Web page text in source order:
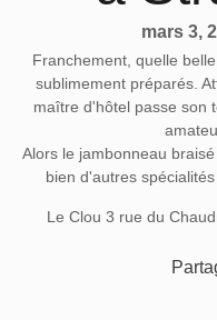
mars 3,
Franchement, quelle
sublimement préparés.
maître d'hôtel passe son
Alors le jambonneau
bien d'autres
Le Clou 3 rue du